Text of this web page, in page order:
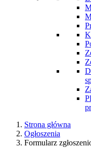
Strona główna
Ogłoszenia
Formularz